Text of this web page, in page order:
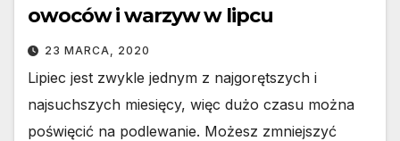
owoców i warzyw w lipcu
23 MARCA, 2020
Lipiec jest zwykle jednym z najgorętszych i
najsuchszych miesięcy, więc dużo czasu można
poświęcić na podlewanie. Możesz zmniejszyć